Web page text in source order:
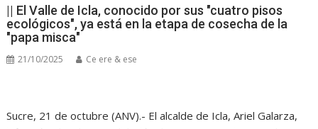
|| El Valle de Icla, conocido por sus "cuatro pisos
ecológicos", ya está en la etapa de cosecha de la
"papa misca"
21/10/2025 Ce ere & ese
Sucre, 21 de octubre (ANV).- El alcalde de Icla, Ariel Galarza,